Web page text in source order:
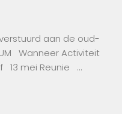
aan de oud-
Wanneer Activiteit
13 mei Reunie …